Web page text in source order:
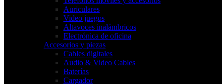
Auriculares
Video juegos
Altavoces inalámbricos
Electrónica de oficina
Accesorios y piezas
Cables digitales
Audio & Video Cables
Baterías
Cargador